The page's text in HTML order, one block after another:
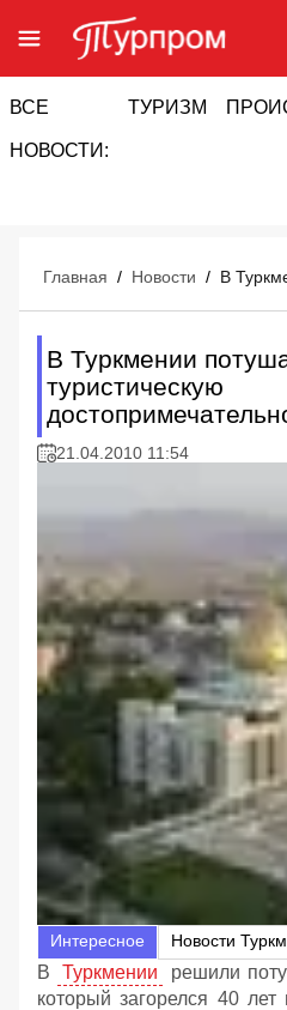
ВСЕ
НОВОСТИ:
ТУРИЗМ
Главная / Новости /
В Туркмении
туристическую
21.04.2010 11:54
Интересное
В Туркмении
решили
который загорелся 40 лет